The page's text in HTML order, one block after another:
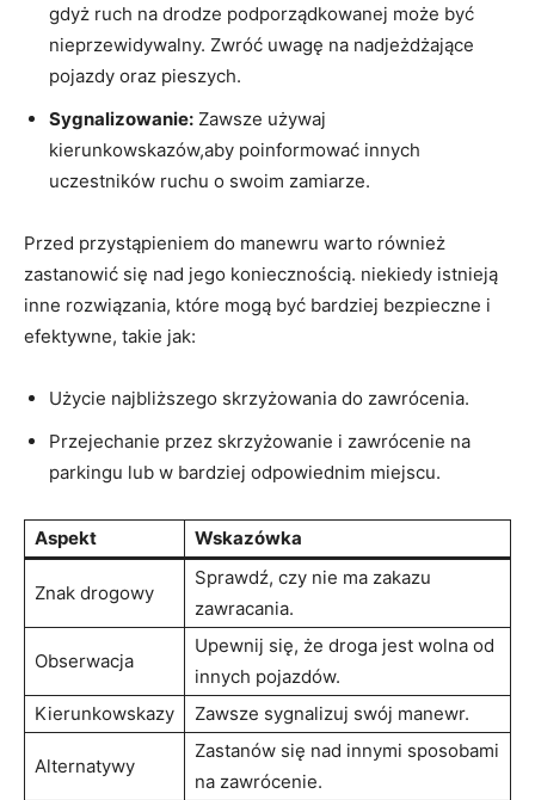
gdyż ruch na drodze podporządkowanej może być
nieprzewidywalny. Zwróć uwagę na nadjeżdżające
pojazdy oraz pieszych.
Sygnalizowanie: Zawsze używaj
kierunkowskazów,aby poinformować innych
uczestników ruchu o swoim zamiarze.
Przed przystąpieniem do manewru warto również
zastanowić się nad jego koniecznością. niekiedy istnieją
inne rozwiązania, które mogą być bardziej bezpieczne i
efektywne, takie jak:
Użycie najbliższego skrzyżowania do zawrócenia.
Przejechanie przez skrzyżowanie i zawrócenie na
parkingu lub w bardziej odpowiednim miejscu.
Aspekt Wskazówka
Znak drogowy
Sprawdź, czy nie ma zakazu
zawracania.
Obserwacja
Upewnij się, że droga jest wolna od
innych pojazdów.
Kierunkowskazy
Zawsze sygnalizuj swój manewr.
Alternatywy
Zastanów się nad innymi sposobami
na zawrócenie.